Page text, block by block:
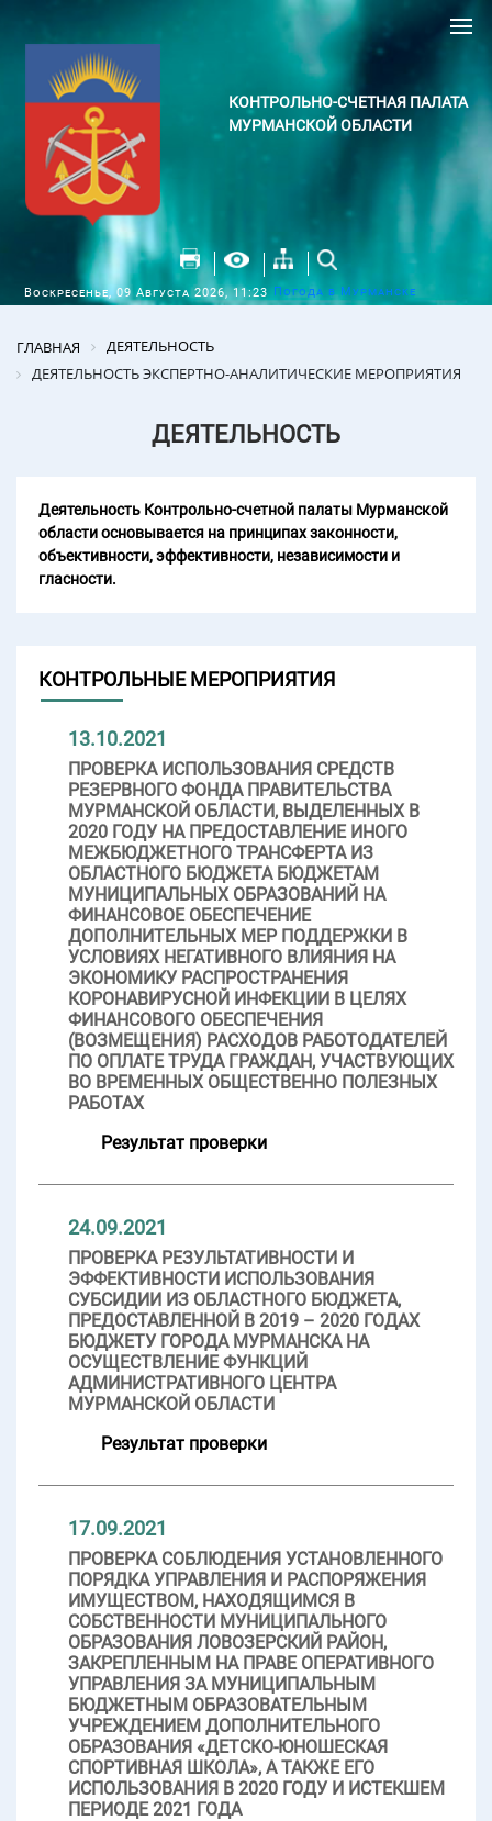
КОНТРОЛЬНО-СЧЕТНАЯ ПАЛАТА
МУРМАНСКОЙ ОБЛАСТИ
Воскресенье, 09 Августа 2026, 11:23 Погода в Мурманске
ГЛАВНАЯ
ДЕЯТЕЛЬНОСТЬ
ДЕЯТЕЛЬНОСТЬ ЭКСПЕРТНО-АНАЛИТИЧЕСКИЕ МЕРОПРИЯТИЯ
ДЕЯТЕЛЬНОСТЬ
Деятельность Контрольно-счетной палаты Мурманской
области основывается на принципах законности,
объективности, эффективности, независимости и
гласности.
КОНТРОЛЬНЫЕ МЕРОПРИЯТИЯ
13.10.2021
ПРОВЕРКА ИСПОЛЬЗОВАНИЯ СРЕДСТВ
РЕЗЕРВНОГО ФОНДА ПРАВИТЕЛЬСТВА
МУРМАНСКОЙ ОБЛАСТИ, ВЫДЕЛЕННЫХ В
2020 ГОДУ НА ПРЕДОСТАВЛЕНИЕ ИНОГО
МЕЖБЮДЖЕТНОГО ТРАНСФЕРТА ИЗ
ОБЛАСТНОГО БЮДЖЕТА БЮДЖЕТАМ
МУНИЦИПАЛЬНЫХ ОБРАЗОВАНИЙ НА
ФИНАНСОВОЕ ОБЕСПЕЧЕНИЕ
ДОПОЛНИТЕЛЬНЫХ МЕР ПОДДЕРЖКИ В
УСЛОВИЯХ НЕГАТИВНОГО ВЛИЯНИЯ НА
ЭКОНОМИКУ РАСПРОСТРАНЕНИЯ
КОРОНАВИРУСНОЙ ИНФЕКЦИИ В ЦЕЛЯХ
ФИНАНСОВОГО ОБЕСПЕЧЕНИЯ
(ВОЗМЕЩЕНИЯ) РАСХОДОВ РАБОТОДАТЕЛЕЙ
ПО ОПЛАТЕ ТРУДА ГРАЖДАН, УЧАСТВУЮЩИХ
ВО ВРЕМЕННЫХ ОБЩЕСТВЕННО ПОЛЕЗНЫХ
РАБОТАХ
Результат проверки
24.09.2021
ПРОВЕРКА РЕЗУЛЬТАТИВНОСТИ И
ЭФФЕКТИВНОСТИ ИСПОЛЬЗОВАНИЯ
СУБСИДИИ ИЗ ОБЛАСТНОГО БЮДЖЕТА,
ПРЕДОСТАВЛЕННОЙ В 2019 – 2020 ГОДАХ
БЮДЖЕТУ ГОРОДА МУРМАНСКА НА
ОСУЩЕСТВЛЕНИЕ ФУНКЦИЙ
АДМИНИСТРАТИВНОГО ЦЕНТРА
МУРМАНСКОЙ ОБЛАСТИ
Результат проверки
17.09.2021
ПРОВЕРКА СОБЛЮДЕНИЯ УСТАНОВЛЕННОГО
ПОРЯДКА УПРАВЛЕНИЯ И РАСПОРЯЖЕНИЯ
ИМУЩЕСТВОМ, НАХОДЯЩИМСЯ В
СОБСТВЕННОСТИ МУНИЦИПАЛЬНОГО
ОБРАЗОВАНИЯ ЛОВОЗЕРСКИЙ РАЙОН,
ЗАКРЕПЛЕННЫМ НА ПРАВЕ ОПЕРАТИВНОГО
УПРАВЛЕНИЯ ЗА МУНИЦИПАЛЬНЫМ
БЮДЖЕТНЫМ ОБРАЗОВАТЕЛЬНЫМ
УЧРЕЖДЕНИЕМ ДОПОЛНИТЕЛЬНОГО
ОБРАЗОВАНИЯ «ДЕТСКО-ЮНОШЕСКАЯ
СПОРТИВНАЯ ШКОЛА», А ТАКЖЕ ЕГО
ИСПОЛЬЗОВАНИЯ В 2020 ГОДУ И ИСТЕКШЕМ
ПЕРИОДЕ 2021 ГОДА